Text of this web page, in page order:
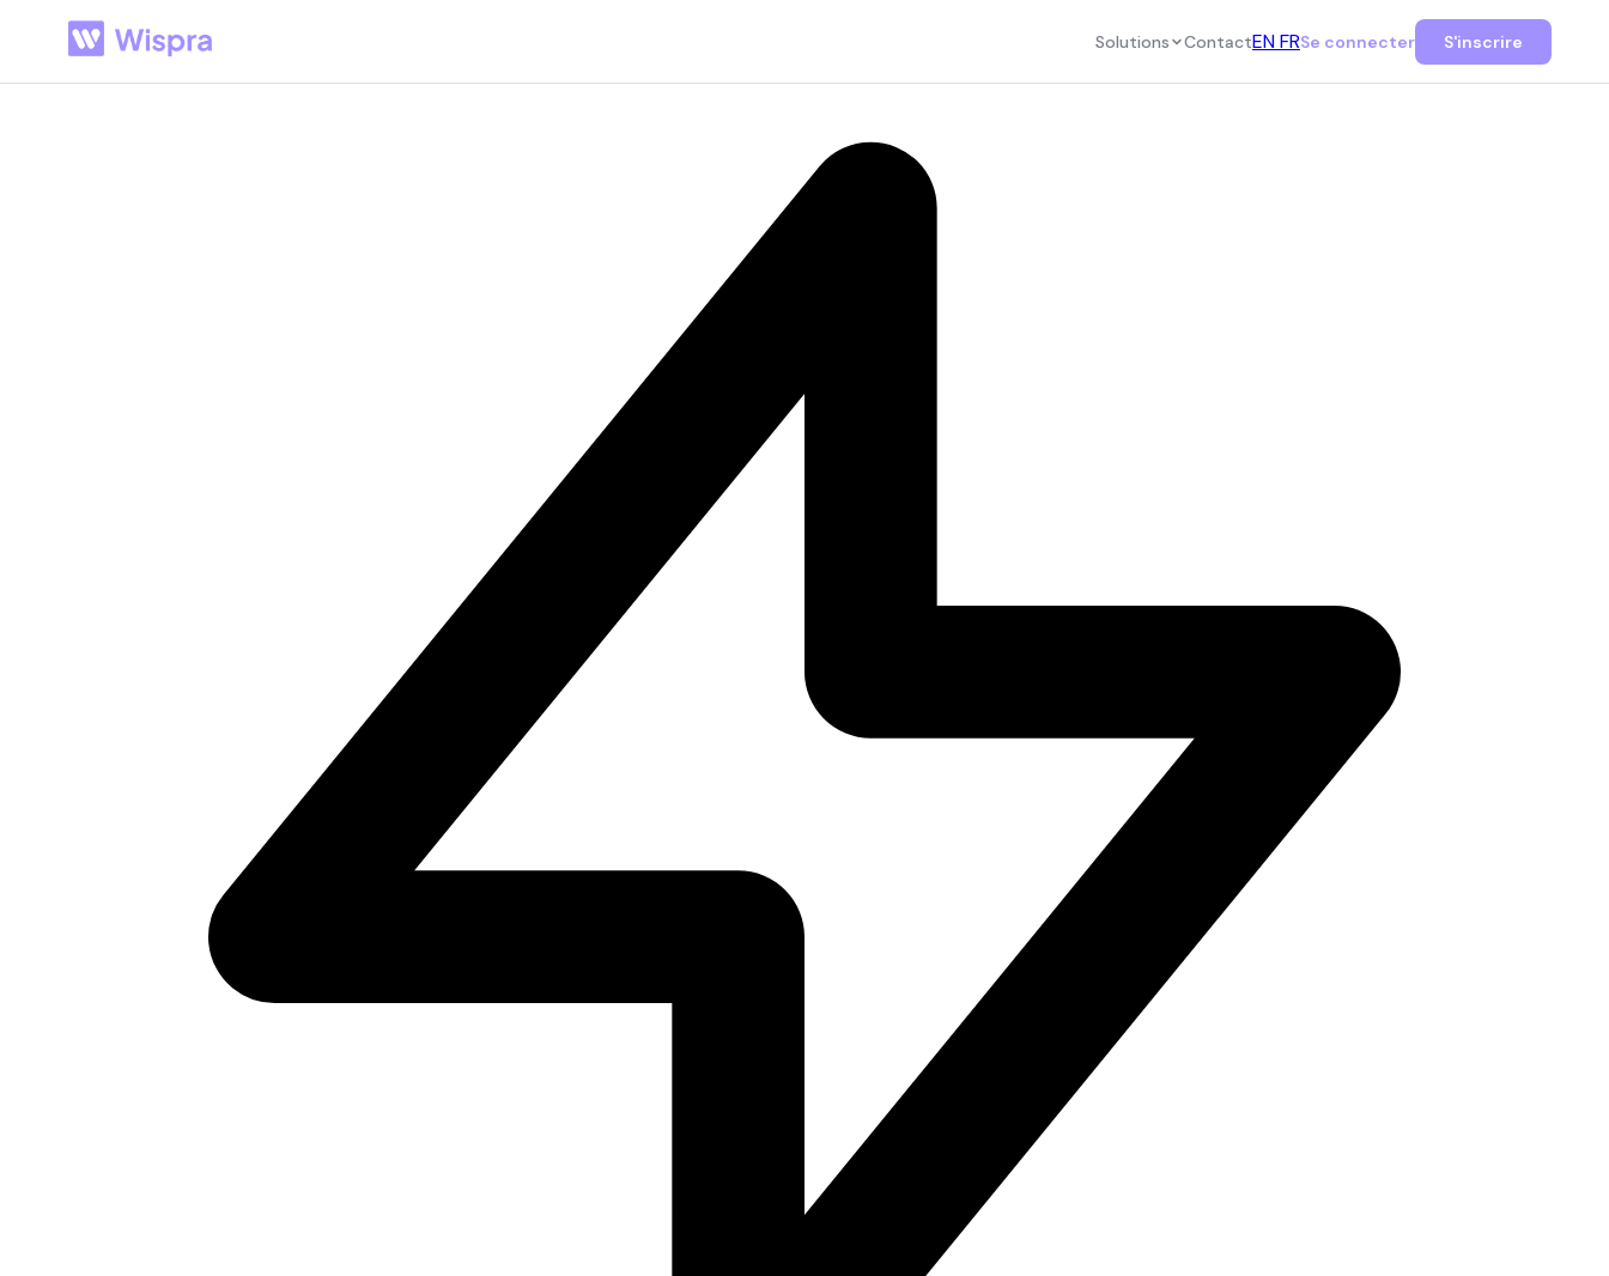
Solutions ContactENFRSe connecter S'inscrire